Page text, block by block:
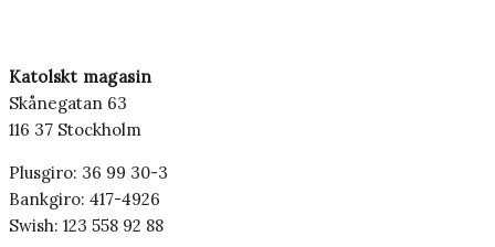
Katolskt magasin
Skånegatan 63
116 37 Stockholm
Plusgiro: 36 99 30-3
Bankgiro: 417-4926
Swish: 123 558 92 88